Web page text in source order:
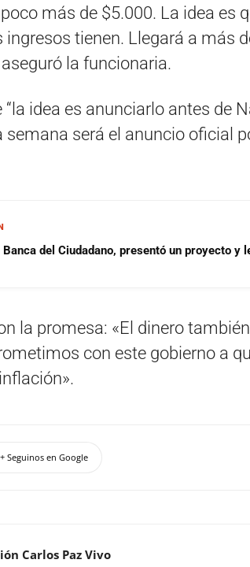
más de $5.000. La idea es
tienen. Llegará a más
la funcionaria.
idea es anunciarlo antes de
será el anuncio oficial
Banca del Ciudadano, presentó un proyecto y
la promesa: «El dinero
con este gobierno a
+ Seguinos en Google
Carlos Paz Vivo